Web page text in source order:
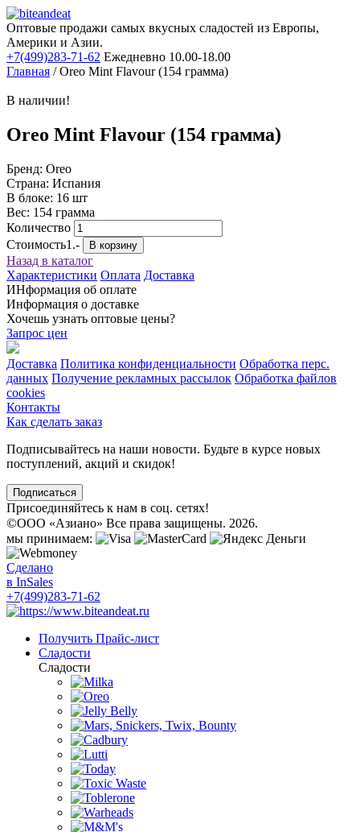
Оптовые продажи самых вкусных сладостей из Европы,
Америки и Азии.
+7(499)283-71-62 Ежедневно 10.00-18.00
Главная /Oreo Mint Flavour (154 грамма)
В наличии!
Oreo Mint Flavour (154 грамма)
Бренд: Oreo
Страна: Испания
В блоке: 16 шт
Вес: 154 грамма
Количество
Стоимость1.- В корзину
Назад в каталог
Характеристики Оплата Доставка
ИНформация об оплате
Информация о доставке
Хочешь узнать оптовые цены?
Запрос цен
Доставка Политика конфиденциальности Обработка перс.
данных Получение рекламных рассылок Обработка файлов
cookies
Контакты
Как сделать заказ
Подписывайтесь на наши новости. Будьте в курсе новых
поступлений, акций и скидок!
Подписаться
Присоединяйтесь к нам в соц. сетях!
©ООО «Азиано» Все права защищены. 2026.
мы принимаем:
Сделано
в InSales
+7(499)283-71-62
Получить Прайс-лист
Сладости
Сладости